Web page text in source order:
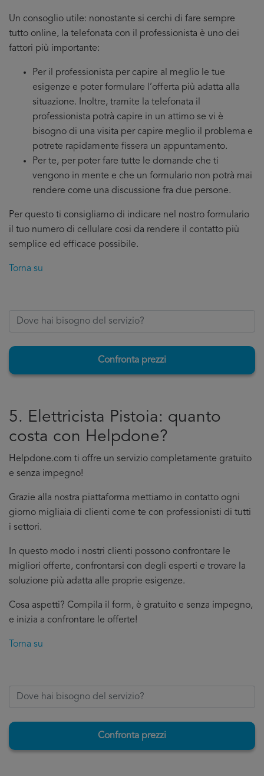
Un consoglio utile: nonostante si cerchi di fare sempre
tutto online, la telefonata con il professionista è uno dei
fattori più importante:
Per il professionista per capire al meglio le tue
esigenze e poter formulare l’offerta più adatta alla
situazione. Inoltre, tramite la telefonata il
professionista potrà capire in un attimo se vi è
bisogno di una visita per capire meglio il problema e
potrete rapidamente fissera un appuntamento.
Per te, per poter fare tutte le domande che ti
vengono in mente e che un formulario non potrà mai
rendere come una discussione fra due persone.
Per questo ti consigliamo di indicare nel nostro formulario
il tuo numero di cellulare cosi da rendere il contatto più
semplice ed efficace possibile.
Torna su
Confronta prezzi
5. Elettricista Pistoia: quanto
costa con Helpdone?
Helpdone.com ti offre un servizio completamente gratuito
e senza impegno!
Grazie alla nostra piattaforma mettiamo in contatto ogni
giorno migliaia di clienti come te con professionisti di tutti
i settori.
In questo modo i nostri clienti possono confrontare le
migliori offerte, confrontarsi con degli esperti e trovare la
soluzione più adatta alle proprie esigenze.
Cosa aspetti? Compila il form, è gratuito e senza impegno,
e inizia a confrontare le offerte!
Torna su
Confronta prezzi